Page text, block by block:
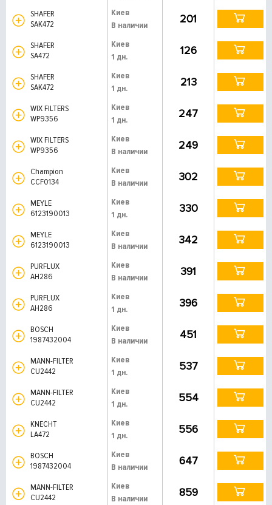
SHAFER
SAK472
Киев
В наличии
201
SHAFER
SA472
Киев
1 дн.
126
SHAFER
SAK472
Киев
1 дн.
213
WIX FILTERS
WP9356
Киев
1 дн.
247
WIX FILTERS
WP9356
Киев
В наличии
249
Champion
CCF0134
Киев
В наличии
302
MEYLE
6123190013
Киев
1 дн.
330
MEYLE
6123190013
Киев
В наличии
342
PURFLUX
AH286
Киев
В наличии
391
PURFLUX
AH286
Киев
1 дн.
396
BOSCH
1987432004
Киев
В наличии
451
MANN-FILTER
CU2442
Киев
1 дн.
537
MANN-FILTER
CU2442
Киев
1 дн.
554
KNECHT
LA472
Киев
1 дн.
556
BOSCH
1987432004
Киев
В наличии
647
MANN-FILTER
CU2442
Киев
В наличии
859